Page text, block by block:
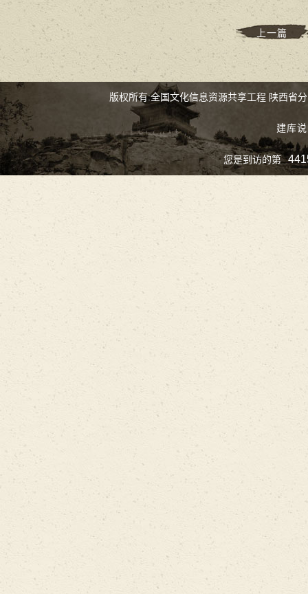
上一篇
版权所有:全国文化信息资源共享工程 陕西省
建库
您是到访的第